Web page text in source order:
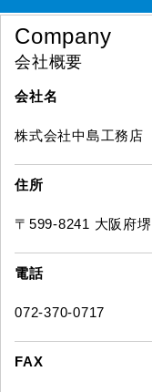
Company
会社概要
会社名
株式会社中島工務店
住所
〒599-8241 大阪府
電話
072-370-0717
FAX